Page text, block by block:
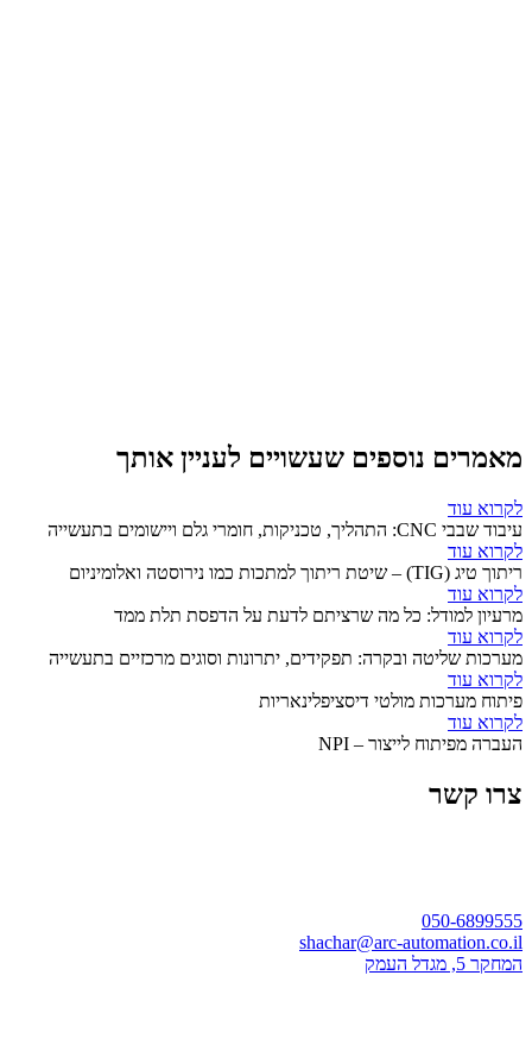
מאמרים נוספים שעשויים לעניין אותך
לקרוא עוד
עיבוד שבבי CNC: התהליך, טכניקות, חומרי גלם ויישומים בתעשייה
לקרוא עוד
ריתוך טיג (TIG) – שיטת ריתוך למתכות כמו נירוסטה ואלומיניום
לקרוא עוד
מרעיון למודל: כל מה שרציתם לדעת על הדפסת תלת ממד
לקרוא עוד
מערכות שליטה ובקרה: תפקידים, יתרונות וסוגים מרכזיים בתעשייה
לקרוא עוד
פיתוח מערכות מולטי דיסציפלינאריות
לקרוא עוד
העברה מפיתוח לייצור – NPI
צרו קשר
050-6899555
shachar@arc-automation.co.il
המחקר 5, מגדל העמק